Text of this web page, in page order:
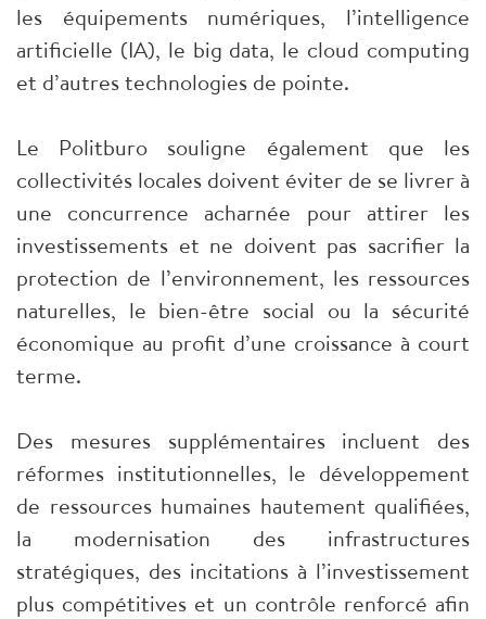
les équipements numériques, l’intelligence
artificielle (IA), le big data, le cloud computing
et d’autres technologies de pointe.
Le Politburo souligne également que les
collectivités locales doivent éviter de se livrer à
une concurrence acharnée pour attirer les
investissements et ne doivent pas sacrifier la
protection de l’environnement, les ressources
naturelles, le bien-être social ou la sécurité
économique au profit d’une croissance à court
terme.
Des mesures supplémentaires incluent des
réformes institutionnelles, le développement
de ressources humaines hautement qualifiées,
la modernisation des infrastructures
stratégiques, des incitations à l’investissement
plus compétitives et un contrôle renforcé afin